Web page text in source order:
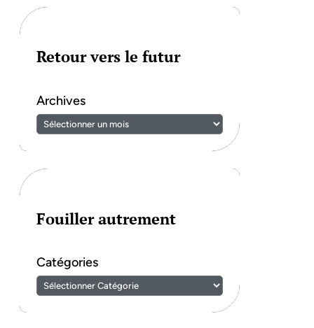
Retour vers le futur
Archives
Fouiller autrement
Catégories